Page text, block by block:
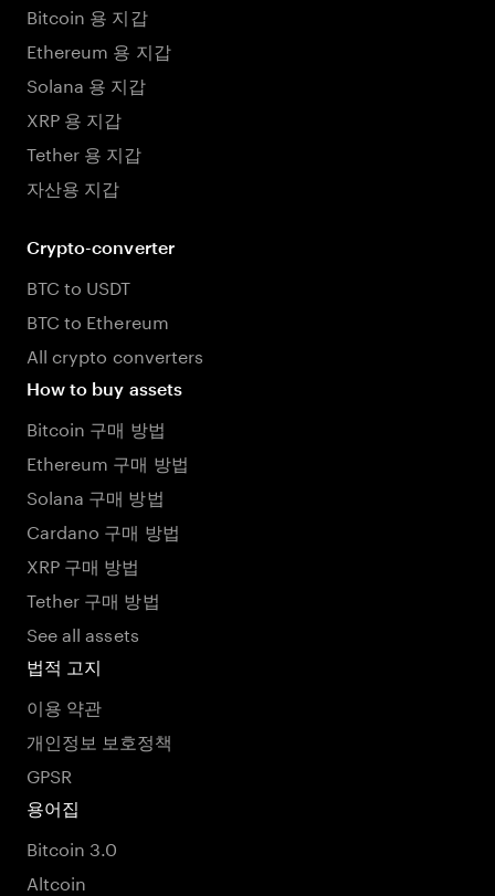
Bitcoin 용 지갑
Ethereum 용 지갑
Solana 용 지갑
XRP 용 지갑
Tether 용 지갑
자산용 지갑
Crypto-converter
BTC to USDT
BTC to Ethereum
All crypto converters
How to buy assets
Bitcoin 구매 방법
Ethereum 구매 방법
Solana 구매 방법
Cardano 구매 방법
XRP 구매 방법
Tether 구매 방법
See all assets
법적 고지
이용 약관
개인정보 보호정책
GPSR
용어집
Bitcoin 3.0
Altcoin